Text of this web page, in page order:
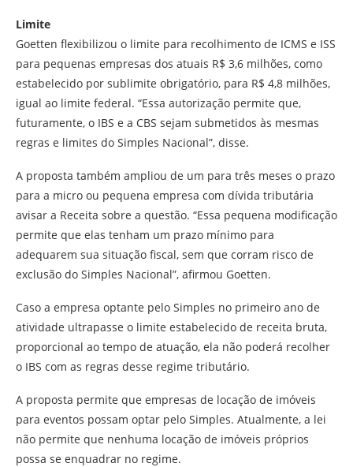
Limite
Goetten flexibilizou o limite para recolhimento de ICMS e ISS
para pequenas empresas dos atuais R$ 3,6 milhões, como
estabelecido por sublimite obrigatório, para R$ 4,8 milhões,
igual ao limite federal. “Essa autorização permite que,
futuramente, o IBS e a CBS sejam submetidos às mesmas
regras e limites do Simples Nacional”, disse.
A proposta também ampliou de um para três meses o prazo
para a micro ou pequena empresa com dívida tributária
avisar a Receita sobre a questão. “Essa pequena modificação
permite que elas tenham um prazo mínimo para
adequarem sua situação fiscal, sem que corram risco de
exclusão do Simples Nacional”, afirmou Goetten.
Caso a empresa optante pelo Simples no primeiro ano de
atividade ultrapasse o limite estabelecido de receita bruta,
proporcional ao tempo de atuação, ela não poderá recolher
o IBS com as regras desse regime tributário.
A proposta permite que empresas de locação de imóveis
para eventos possam optar pelo Simples. Atualmente, a lei
não permite que nenhuma locação de imóveis próprios
possa se enquadrar no regime.